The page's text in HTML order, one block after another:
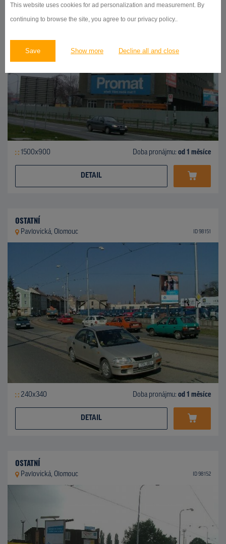
This website uses cookies for ad personalization and measurement. By
continuing to browse the site, you agree to our privacy policy..
Save Show more Decline all and close
1500x900 Doba pronájmu: od 1 měsíce
DETAIL
OSTATNÍ
Pavlovická, Olomouc ID 98151
240x340 Doba pronájmu: od 1 měsíce
DETAIL
OSTATNÍ
Pavlovická, Olomouc ID 98152